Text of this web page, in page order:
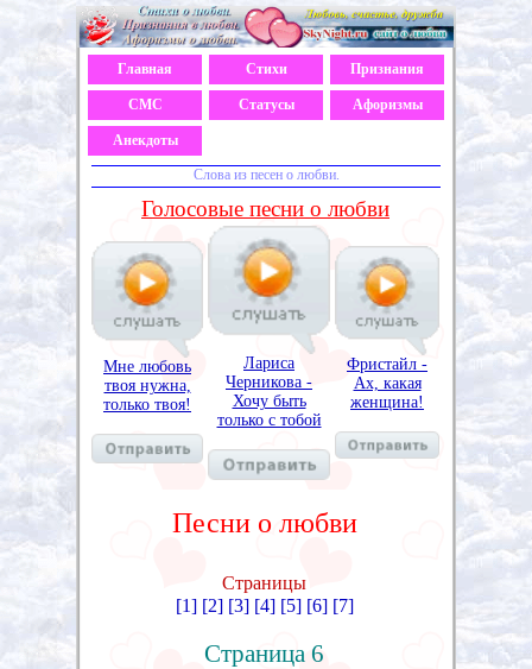
Главная Стихи Признания
СМС Статусы Афоризмы
Анекдоты
Слова из песен о любви.
Голосовые песни о любви
Мне любовь
твоя нужна,
только твоя!
Лариса
Черникова -
Хочу быть
только с тобой
Фристайл -
Ах, какая
женщина!
Песни о любви
Страницы
[1] [2] [3] [4] [5] [6] [7]
Страница 6